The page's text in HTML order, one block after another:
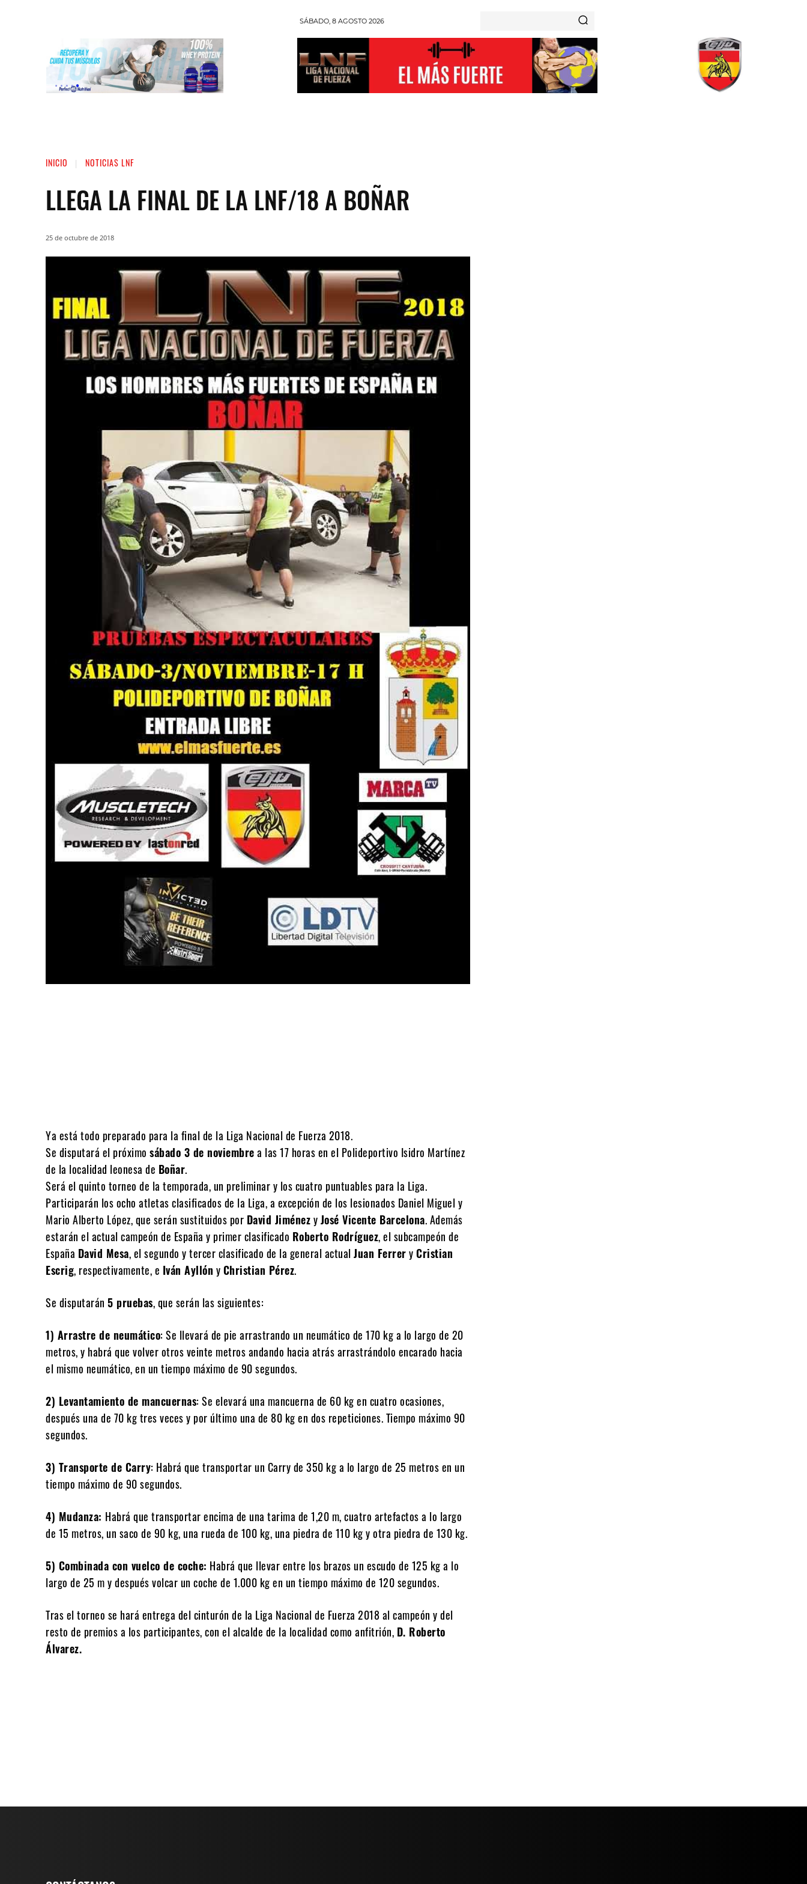
SÁBADO, 8 AGOSTO 2026
INICIO NOTICIAS LNF
LLEGA LA FINAL DE LA LNF/18 A BOÑAR
25 de octubre de 2018
Ya está todo preparado para la final de la Liga Nacional de Fuerza 2018.
Se disputará el próximo sábado 3 de noviembrea las 17 horas en el Polideportivo Isidro Martínez
de la localidad leonesa de Boñar.
Será el quinto torneo de la temporada, un preliminar y los cuatro puntuables para la Liga.
Participarán los ocho atletas clasificados de la Liga, a excepción de los lesionados Daniel Miguel y
Mario Alberto López, que serán sustituidos por David JiménezyJosé Vicente Barcelona. Además
estarán el actual campeón de España y primer clasificado Roberto Rodríguez, el subcampeón de
España David Mesa, el segundo y tercer clasificado de la general actual Juan FerreryCristian
Escrig, respectivamente, e Iván Ayllón yChristian Pérez.
Se disputarán 5 pruebas, que serán las siguientes:
1) Arrastre de neumático: Se llevará de pie arrastrando un neumático de 170 kg a lo largo de 20
metros, y habrá que volver otros veinte metros andando hacia atrás arrastrándolo encarado hacia
el mismo neumático, en un tiempo máximo de 90 segundos.
2) Levantamiento de mancuernas: Se elevará una mancuerna de 60 kg en cuatro ocasiones,
después una de 70 kg tres veces y por último una de 80 kg en dos repeticiones. Tiempo máximo 90
segundos.
3) Transporte de Carry: Habrá que transportar un Carry de 350 kg a lo largo de 25 metros en un
tiempo máximo de 90 segundos.
4) Mudanza: Habrá que transportar encima de una tarima de 1,20 m, cuatro artefactos a lo largo
de 15 metros, un saco de 90 kg, una rueda de 100 kg, una piedra de 110 kg y otra piedra de 130 kg.
5) Combinada con vuelco de coche: Habrá que llevar entre los brazos un escudo de 125 kg a lo
largo de 25 m y después volcar un coche de 1.000 kg en un tiempo máximo de 120 segundos.
Tras el torneo se hará entrega del cinturón de la Liga Nacional de Fuerza 2018 al campeón y del
resto de premios a los participantes, con el alcalde de la localidad como anfitrión, D. Roberto
Álvarez.